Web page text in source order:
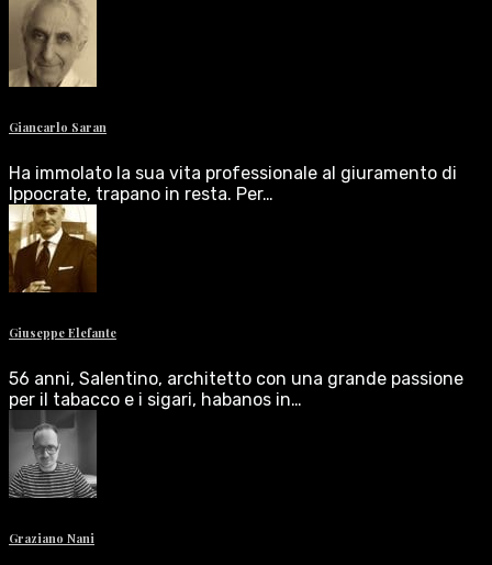
Giancarlo Saran
Ha immolato la sua vita professionale al giuramento di
Ippocrate, trapano in resta. Per…
Giuseppe Elefante
56 anni, Salentino, architetto con una grande passione
per il tabacco e i sigari, habanos in…
Graziano Nani